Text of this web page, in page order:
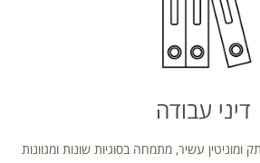
דיני עבודה
ומוניטין עשיר, מתמחה בסוגיות שונות ומגוונות